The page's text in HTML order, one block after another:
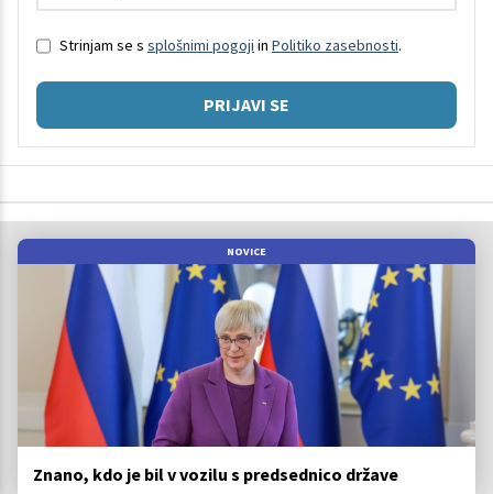
Strinjam se s splošnimi pogoji in Politiko zasebnosti.
PRIJAVI SE
NOVICE
Znano, kdo je bil v vozilu s predsednico države